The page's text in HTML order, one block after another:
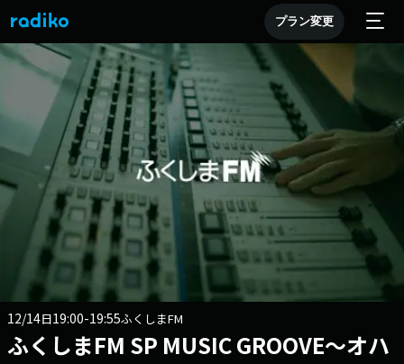
プラン変更
12/14日19:00-19:55ふくしまFM
ふくしまFM SP MUSIC GROOVE～オハ